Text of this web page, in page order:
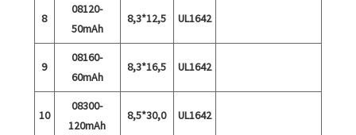
8
08120-
50mAh
8,3*12,5 UL1642
9
08160-
60mAh
8,3*16,5 UL1642
10
08300-
120mAh
8,5*30,0 UL1642